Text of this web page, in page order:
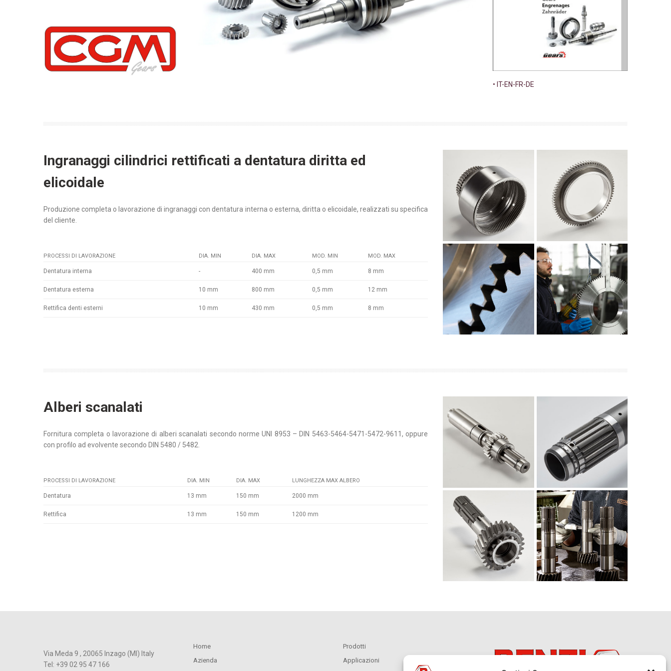
• IT-EN-FR-DE
Ingranaggi cilindrici rettificati a dentatura diritta ed
elicoidale
Produzione completa o lavorazione di ingranaggi con dentatura interna o esterna, diritta o elicoidale, realizzati su specifica
del cliente.
PROCESSI DI LAVORAZIONE DIA. MIN DIA. MAX MOD. MIN MOD. MAX
Dentatura interna - 400 mm 0,5 mm 8 mm
Dentatura esterna 10 mm 800 mm 0,5 mm 12 mm
Rettifica denti esterni 10 mm 430 mm 0,5 mm 8 mm
Alberi scanalati
Fornitura completa o lavorazione di alberi scanalati secondo norme UNI 8953 – DIN 5463-5464-5471-5472-9611, oppure
con profilo ad evolvente secondo DIN 5480 / 5482.
PROCESSI DI LAVORAZIONE DIA. MIN DIA. MAX LUNGHEZZA MAX ALBERO
Dentatura 13 mm 150 mm 2000 mm
Rettifica 13 mm 150 mm 1200 mm
Via Meda 9 , 20065 Inzago (MI) Italy
Tel: +39 02 95 47 166
Home
Azienda
Prodotti
Applicazioni